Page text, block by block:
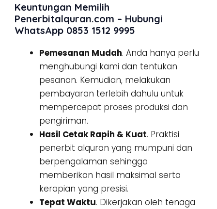
Keuntungan Memilih
Penerbitalquran.com – Hubungi
WhatsApp 0853 1512 9995
Pemesanan Mudah. Anda hanya perlu
menghubungi kami dan tentukan
pesanan. Kemudian, melakukan
pembayaran terlebih dahulu untuk
mempercepat proses produksi dan
pengiriman.
Hasil Cetak Rapih & Kuat. Praktisi
penerbit alquran yang mumpuni dan
berpengalaman sehingga
memberikan hasil maksimal serta
kerapian yang presisi.
Tepat Waktu. Dikerjakan oleh tenaga